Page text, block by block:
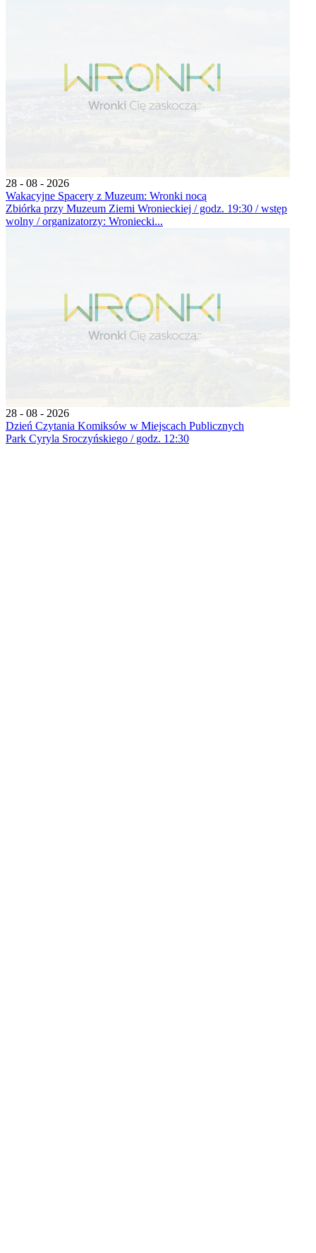
28 - 08 - 2026
Wakacyjne Spacery z Muzeum: Wronki nocą
Zbiórka przy Muzeum Ziemi Wronieckiej / godz. 19:30 / wstęp
wolny / organizatorzy: Wroniecki...
28 - 08 - 2026
Dzień Czytania Komiksów w Miejscach Publicznych
Park Cyryla Sroczyńskiego / godz. 12:30